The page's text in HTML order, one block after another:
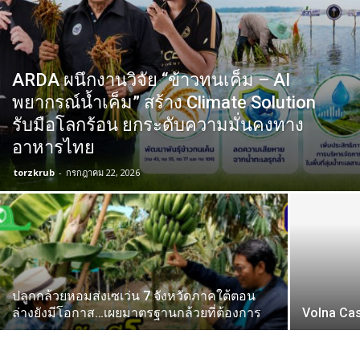
ARDA ผนึกงานวิจัย “ข้าวทนเค็ม – AI
พยากรณ์น้ำเค็ม” สร้าง Climate Solution
รับมือโลกร้อน ยกระดับความมั่นคงทาง
อาหารไทย
torzkrub - กรกฎาคม 22, 2026
ปลูกกล้วยหอมส่งเซเว่น 7 จังหวัดภาคใต้ตอน
ล่างยังมีโอกาส…เผยมาตรฐานกล้วยที่ต้องการ
Volna